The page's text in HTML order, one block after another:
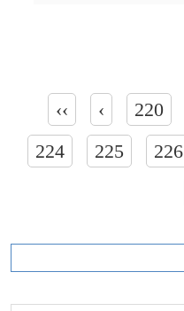
‹‹ ‹ 220
224
225 226